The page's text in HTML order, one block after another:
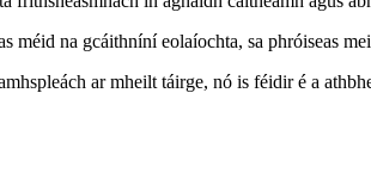
méid na gcáithníní eolaíochta, sa phróiseas
ar mheilt táirge, nó is féidir é a